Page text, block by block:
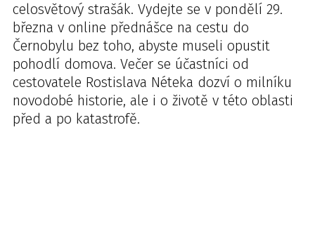
celosvětový strašák. Vydejte se v pondělí 29.
března v online přednášce na cestu do
Černobylu bez toho, abyste museli opustit
pohodlí domova. Večer se účastníci od
cestovatele Rostislava Néteka dozví o milníku
novodobé historie, ale i o životě v této oblasti
před a po katastrofě.